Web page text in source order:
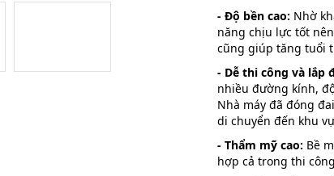
- Độ bền cao: Nhờ
năng chịu lực tốt
cũng giúp tăng tuổi
- Dễ thi công và lắp
nhiều đường kính,
Nhà máy đã đóng
di chuyển đến khu
- Thẩm mỹ cao: Bề
hợp cả trong thi